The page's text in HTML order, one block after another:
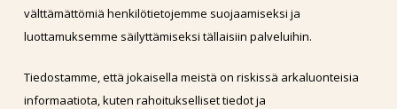
välttämättömiä henkilötietojemme suojaamiseksi ja
luottamuksemme säilyttämiseksi tällaisiin palveluihin.
Tiedostamme, että jokaisella meistä on riskissä arkaluonteisia
informaatiota, kuten rahoitukselliset tiedot ja